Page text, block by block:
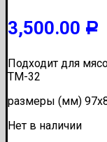
3,500.00 Р
Подходит для
ТМ-32
размеры (мм)
Нет в наличии